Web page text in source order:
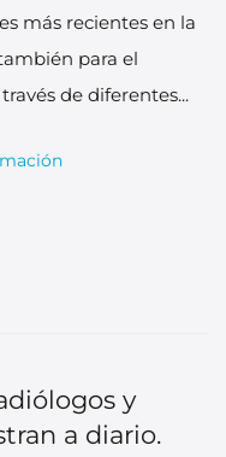
más recientes en la
para el
de diferentes...
y
a diario.